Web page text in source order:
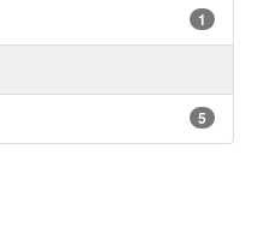
1
5